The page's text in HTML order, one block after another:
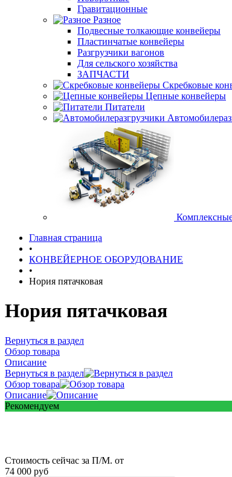
Гравитационные
Разное
Подвесные толкающие конвейеры
Пластинчатые конвейеры
Разгрузчики вагонов
Для сельского хозяйства
ЗАПЧАСТИ
Скребковые
Цепные конвейеры
Питатели
Главная страница
•
КОНВЕЙЕРНОЕ ОБОРУДОВАНИЕ
•
Нория пятачковая
Нория пятачковая
Вернуться в раздел
Обзор товара
Описание
Вернуться в раздел
Обзор товара
Описание
Рекомендуем
Стоимость сейчас за П/М. от
74 000 руб